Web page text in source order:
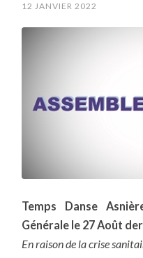
12 JANVIER 2022
Temps Danse
Générale le 27 Août
En raison de la crise